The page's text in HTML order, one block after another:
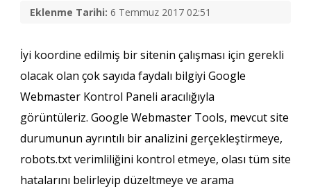
Eklenme Tarihi: 6 Temmuz 2017 02:51
İyi koordine edilmiş bir sitenin çalışması için gerekli
olacak olan çok sayıda faydalı bilgiyi Google
Webmaster Kontrol Paneli aracılığıyla
görüntüleriz. Google Webmaster Tools, mevcut site
durumunun ayrıntılı bir analizini gerçekleştirmeye,
robots.txt verimliliğini kontrol etmeye, olası tüm site
hatalarını belirleyip düzeltmeye ve arama